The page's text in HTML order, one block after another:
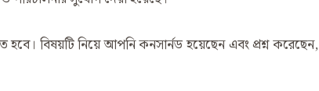
বিষয়টি নিয়ে আপনি কনসার্নড হয়েছেন এবং প্রশ্ন করেছেন,